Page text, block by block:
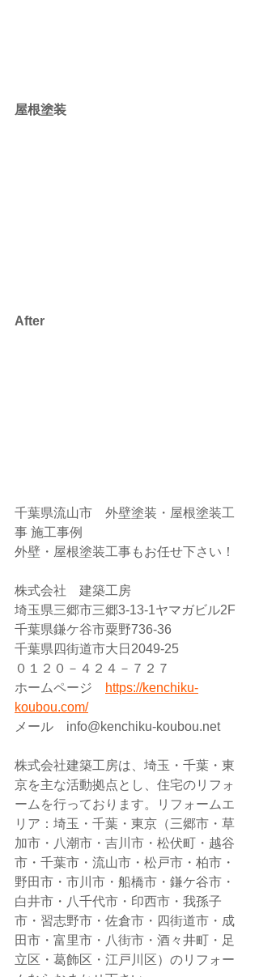
屋根塗装
After
千葉県流山市　外壁塗装・屋根塗装工
事 施工事例
外壁・屋根塗装工事もお任せ下さい！
株式会社　建築工房
埼玉県三郷市三郷3-13-1ヤマガビル2F
千葉県鎌ケ谷市粟野736-36
千葉県四街道市大日2049-25
０１２０－４２４－７２７
ホームページ
https://kenchiku-
koubou.com/
メール　info@kenchiku-koubou.net
株式会社建築工房は、埼玉・千葉・東
京を主な活動拠点とし、住宅のリフォ
ームを行っております。リフォームエ
リア：埼玉・千葉・東京（三郷市・草
加市・八潮市・吉川市・松伏町・越谷
市・千葉市・流山市・松戸市・柏市・
野田市・市川市・船橋市・鎌ケ谷市・
白井市・八千代市・印西市・我孫子
市・習志野市・佐倉市・四街道市・成
田市・富里市・八街市・酒々井町・足
立区・葛飾区・江戸川区）のリフォー